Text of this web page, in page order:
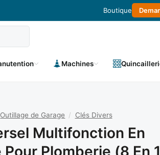
Boutique
Machines
Outillage de Garage / Clés Divers
Multifonction En
Plomberie (8 En